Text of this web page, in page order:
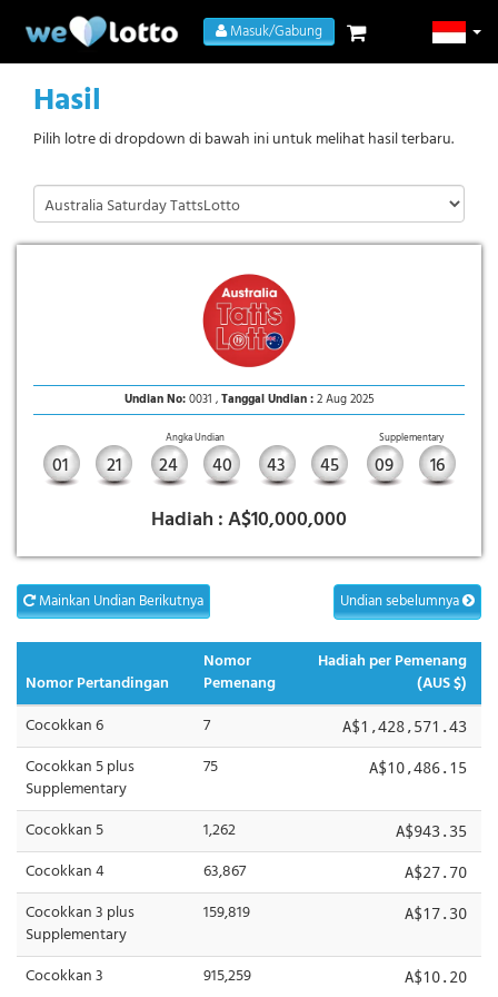
Masuk/Gabung
Hasil
Pilih lotre di dropdown di bawah ini untuk melihat hasil terbaru.
Undian No:0031 ,Tanggal Undian :2 Aug 2025
Angka Undian Supplementary
01 21 24 40 43 45 09 16
Hadiah :A$10,000,000
Mainkan Undian Berikutnya Undian sebelumnya
Nomor Pertandingan
Nomor
Pemenang
Hadiah per Pemenang
(AUS $)
Cocokkan 6
7 A$1,428,571.43
Cocokkan 5 plus
Supplementary
75 A$10,486.15
Cocokkan 5 1,262 A$943.35
Cocokkan 4 63,867 A$27.70
Cocokkan 3 plus
Supplementary
159,819 A$17.30
Cocokkan 3 915,259 A$10.20